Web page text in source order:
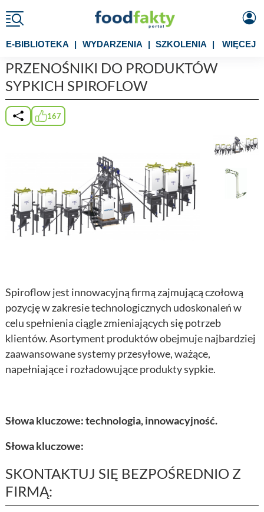
E-BIBLIOTEKA | WYDARZENIA | SZKOLENIA | WIĘCEJ
PRZENOŚNIKI DO PRODUKTÓW
SYPKICH SPIROFLOW
167
Spiroflow jest innowacyjną firmą zajmującą czołową
pozycję w zakresie technologicznych udoskonaleń w
celu spełnienia ciągle zmieniających się potrzeb
klientów. Asortyment produktów obejmuje najbardziej
zaawansowane systemy przesyłowe, ważące,
napełniające i rozładowujące produkty sypkie.
Słowa kluczowe: technologia, innowacyjność.
Słowa kluczowe:
SKONTAKTUJ SIĘ BEZPOŚREDNIO Z
FIRMĄ: